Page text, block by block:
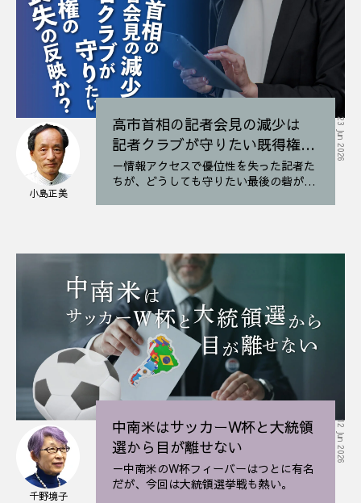
小島正美
高市首相の記者会見の減少は
記者クラブが守りたい既得権の
喪失の反映か？
－情報アクセスで優位性を失った記者た
ちが、どうしても守りたい最後の砦が記
23 Jun 2026
千野境子
中南米はサッカーW杯と大統領
選から目が離せない
－中南米のW杯フィーバーはつとに有名
だが、今回は大統領選挙戦も熱い。
12 Jun 2026